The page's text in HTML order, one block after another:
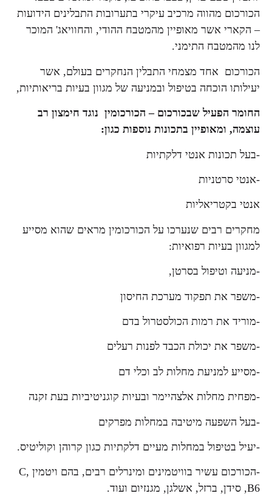
הכורכום מהווה מרכיב עיקרי בתערובות התבלינים הידועות
– הקארי אשר מאופיין מהמטבח ההודי, והחוויאג' המוכר
לנו מהמטבח התימני.
הכורכום אחד מצמחי התבלין הנחקרים בעולם, אשר
יעילותו הוכחה בטיפול ובמניעה של מגוון בעיות בריאותיות,
החומר הפעיל שבכורכום – הכורכומין נוגד חימצון רב
עוצמה, ומאופיין בתכונות נוספות כגון:
-בעל תכונות אנטי דלקתיות
-אנטי סרטניות
אנטי בקטריאליות
מחקרים רבים שנערכו על הכורכומין מראים שהוא מסייע
למגוון בעיות רפואיות:
-מניעה וטיפול בסרטן,
-משפר את תפקוד מערכת החיסון
-מוריד את רמות הכולסטרול בדם
-משפר את יכולת הכבד לפנות רעלים
-מסייע למניעת מחלות לב וכלי דם
-מפחית מחלות אלצהיימר ובעיות קוגניטיביות בעת זקנה
-בעל השפעה מיטיבה במחלות מפרקים
-יעיל בטיפול במחלות מעיים דלקתיות כגון קרוהן וקוליטיס.
-הכורכום עשיר בוויטמינים ומינרלים רבים, בהם ויטמין C,
B6, סידן, ברזל, אשלגן, מגנזיום ועוד.